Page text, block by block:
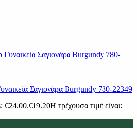
Σαγιονάρα Burgundy 780-22349
€24.00.€19.20Η τρέχουσα τιμή είναι: